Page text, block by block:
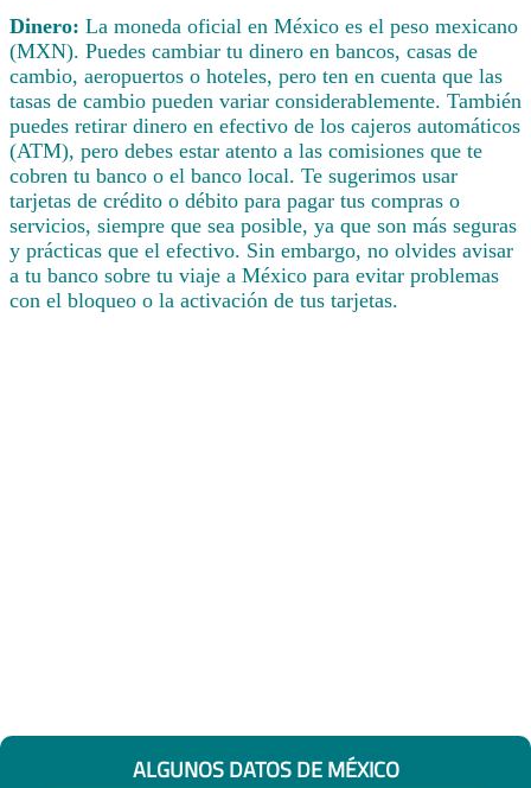
Dinero: La moneda oficial en México es el peso mexicano
(MXN). Puedes cambiar tu dinero en bancos, casas de
cambio, aeropuertos o hoteles, pero ten en cuenta que las
tasas de cambio pueden variar considerablemente. También
puedes retirar dinero en efectivo de los cajeros automáticos
(ATM), pero debes estar atento a las comisiones que te
cobren tu banco o el banco local. Te sugerimos usar
tarjetas de crédito o débito para pagar tus compras o
servicios, siempre que sea posible, ya que son más seguras
y prácticas que el efectivo. Sin embargo, no olvides avisar
a tu banco sobre tu viaje a México para evitar problemas
con el bloqueo o la activación de tus tarjetas.
ALGUNOS DATOS DE MÉXICO